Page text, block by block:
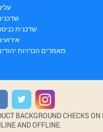
שדכנית
מאמרים הכרויות
BACKGROUND CHECKS
AND OFFLINE.